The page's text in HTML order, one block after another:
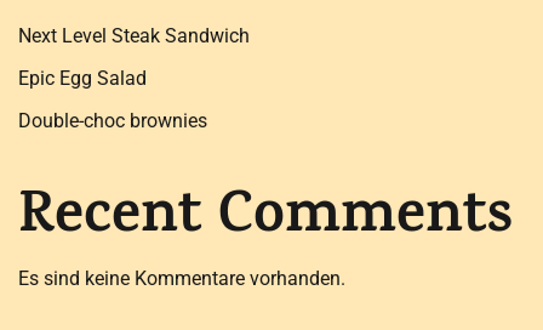
Next Level Steak Sandwich
Epic Egg Salad
Double-choc brownies
Recent Comments
Es sind keine Kommentare vorhanden.